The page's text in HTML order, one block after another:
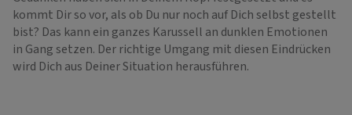
kommt Dir so vor, als ob Du nur noch auf Dich selbst gestellt
bist? Das kann ein ganzes Karussell an dunklen Emotionen
in Gang setzen. Der richtige Umgang mit diesen Eindrücken
wird Dich aus Deiner Situation herausführen.